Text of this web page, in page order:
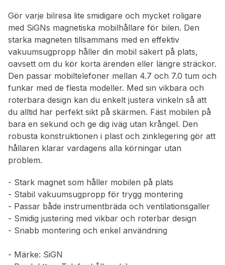
Gör varje bilresa lite smidigare och mycket roligare
med SiGNs magnetiska mobilhållare för bilen. Den
starka magneten tillsammans med en effektiv
vakuumsugpropp håller din mobil säkert på plats,
oavsett om du kör korta ärenden eller längre sträckor.
Den passar mobiltelefoner mellan 4.7 och 7.0 tum och
funkar med de flesta modeller. Med sin vikbara och
roterbara design kan du enkelt justera vinkeln så att
du alltid har perfekt sikt på skärmen. Fäst mobilen på
bara en sekund och ge dig iväg utan krångel. Den
robusta konstruktionen i plast och zinklegering gör att
hållaren klarar vardagens alla körningar utan
problem.
- Stark magnet som håller mobilen på plats
- Stabil vakuumsugpropp för trygg montering
- Passar både instrumentbräda och ventilationsgaller
- Smidig justering med vikbar och roterbar design
- Snabb montering och enkel användning
- Märke: SiGN